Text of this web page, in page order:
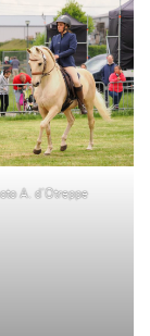
A. d’Otreppe